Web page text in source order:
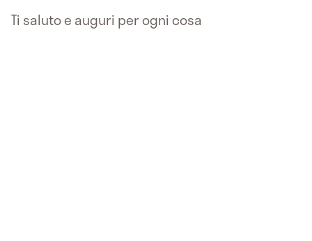
Ti saluto e auguri per ogni cosa